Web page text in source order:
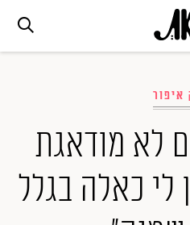
איפור
לא מודאגת
כאלה בגלל